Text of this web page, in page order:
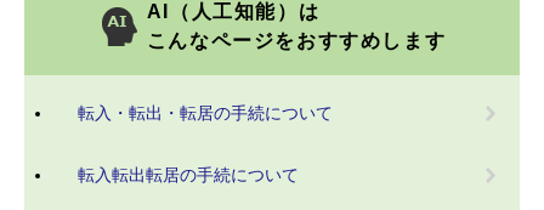
AI（人工知能）は
こんなページをおすすめします
転入・転出・転居の手続について
転入転出転居の手続について